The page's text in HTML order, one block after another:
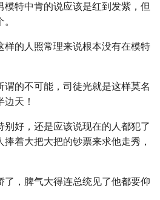
特中肯的说应该是红到发紫，但
样的人照常理来说根本没有在模特
的不可能，司徒光就是这样莫名
天！
好，还是应该说现在的人都犯了
着大把大把的钞票来求他走秀，
了，脾气大得连总统见了他都要仰